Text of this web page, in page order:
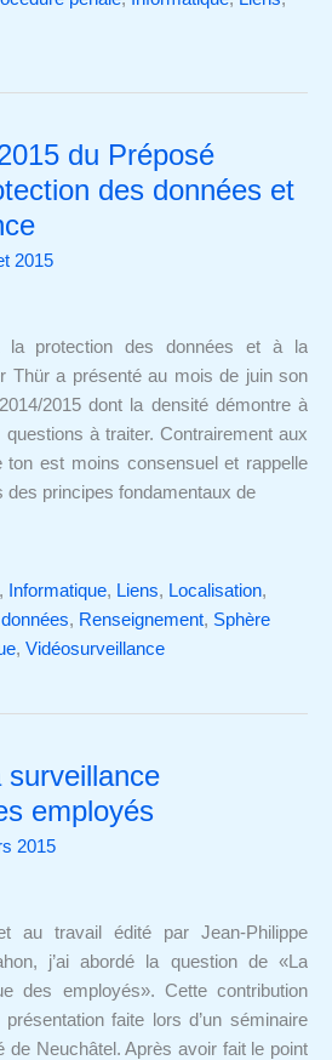
du Préposé
des données et
2015
la protection des données et à la
Thür a présenté au mois de juin son
2015 dont la densité démontre à
questions à traiter. Contrairement aux
ton est moins consensuel et rappelle
des principes fondamentaux de
, Informatique, Liens, Localisation,
, Renseignement, Sphère
, Vidéosurveillance
surveillance
employés
2015
au travail édité par Jean-Philippe
j’ai abordé la question de «La
des employés». Cette contribution
faite lors d’un séminaire
de Neuchâtel. Après avoir fait le point